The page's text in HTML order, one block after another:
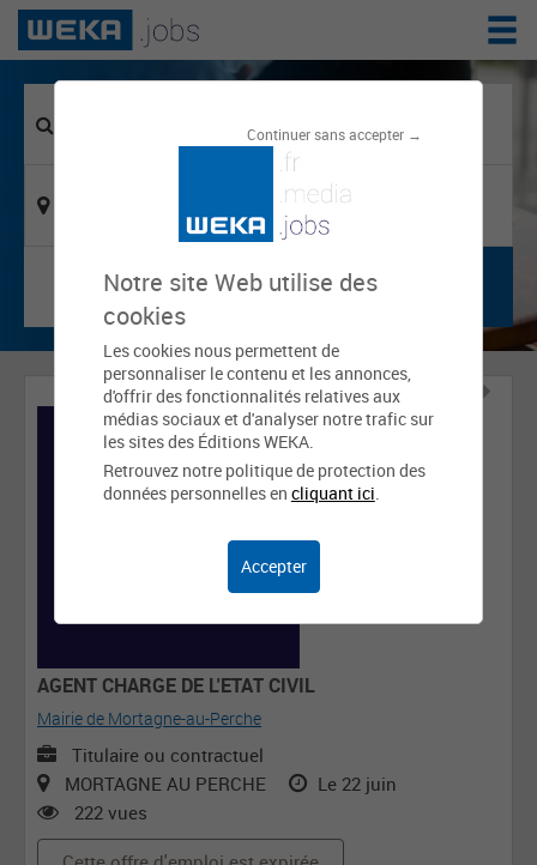
Continuer sans accepter →
Notre site Web utilise des
cookies
Les cookies nous permettent de
personnaliser le contenu et les annonces,
d'offrir des fonctionnalités relatives aux
médias sociaux et d'analyser notre trafic sur
les sites des Éditions WEKA.
Retrouvez notre politique de protection des
données personnelles en cliquant ici.
Accepter
AGENT CHARGE DE L'ETAT CIVIL
Mairie de Mortagne-au-Perche
Titulaire ou contractuel
MORTAGNE AU PERCHE
Le 22 juin
222 vues